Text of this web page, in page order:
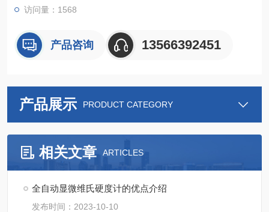
访问量：1568
产品咨询 13566392451
产品展示 PRODUCT CATEGORY
相关文章 ARTICLES
全自动显微维氏硬度计的优点介绍
发布时间：2023-10-10